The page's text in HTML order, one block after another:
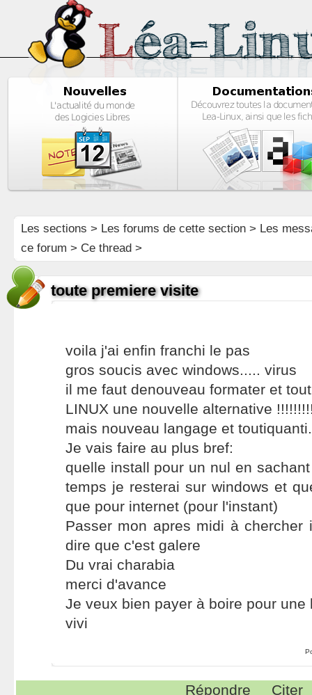
Les sections > Les forums de cette section> Les
ce forum > Ce thread >
toute premiere visite
voila j'ai enfin franchi le pas
gros soucis avec windows..... virus
il me faut denouveau formater et
LINUX une nouvelle alternative
mais nouveau langage et
Je vais faire au plus bref:
quelle install pour un nul en
temps je resterai sur windows et
que pour internet (pour l'instant)
Passer mon apres midi à
dire que c'est galere
Du vrai charabia
merci d'avance
Je veux bien payer à boire pour une
vivi
Répondre Citer